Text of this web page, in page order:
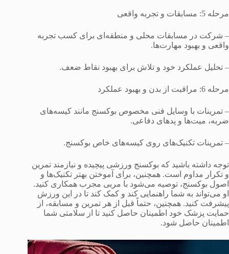
مرحله 5: مسابقات و تجربه واقعی
– شرکت در مسابقات محلی و منطقه‌ای برای کسب تجربه
واقعی و بهبود مهارت‌ها.
– تحلیل عملکرد خود و تلاش برای بهبود نقاط ضعف.
مرحله 6: مراقبت از بدن و بهبود عملکرد
– تمرینات با وسایل فنی مخصوص بوکسنج مانند کیسه‌های
ضربه، میت‌ها و پدهای دفاعی.
– تمرینات تکنیک‌های روی کیسه‌های خاص بوکسنج.
توجه داشته باشید که بوکسنج ورزشی پیچیده و نیازمند تمرین
و تکرار مداوم است. همچنین، برای آموختن بهتر تکنیک‌ها و
اصول بوکسنج، توصیه می‌شود با مربی مجرب همکاری کنید.
او می‌تواند به شما راهنمایی کند و کمک کند تا در این ورزش
پیشرفت کنید. همچنین، حتماً قبل از هر تمرین و مسابقه، از
حمایت پزشک خود اطمینان حاصل کنید تا از سلامتی شما
اطمینان حاصل شود.